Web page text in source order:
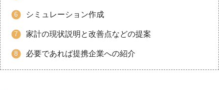
シミュレーション作成
家計の現状説明と改善点などの提案
必要であれば提携企業への紹介